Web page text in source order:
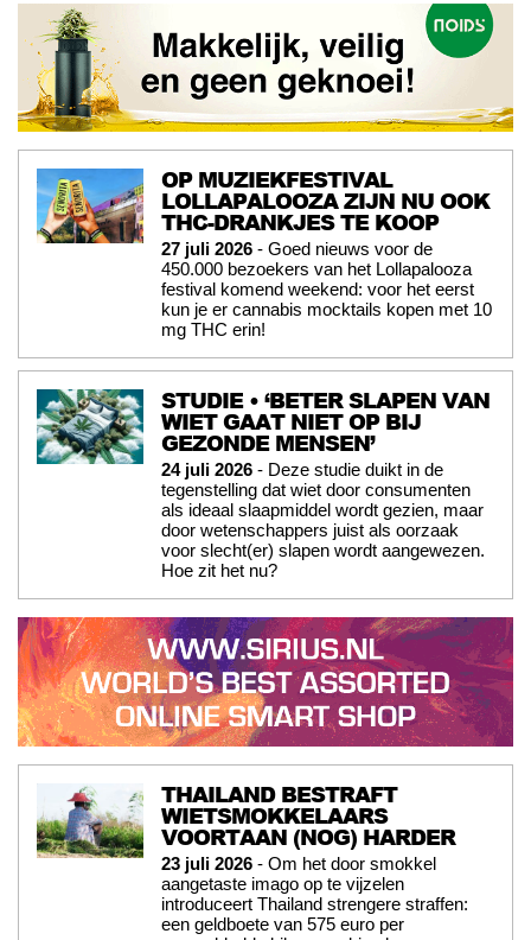
OP MUZIEKFESTIVAL
LOLLAPALOOZA ZIJN NU OOK
THC-DRANKJES TE KOOP
27 juli 2026 - Goed nieuws voor de
450.000 bezoekers van het Lollapalooza
festival komend weekend: voor het eerst
kun je er cannabis mocktails kopen met 10
mg THC erin!
STUDIE • ‘BETER SLAPEN VAN
WIET GAAT NIET OP BIJ
GEZONDE MENSEN’
24 juli 2026 - Deze studie duikt in de
tegenstelling dat wiet door consumenten
als ideaal slaapmiddel wordt gezien, maar
door wetenschappers juist als oorzaak
voor slecht(er) slapen wordt aangewezen.
Hoe zit het nu?
THAILAND BESTRAFT
WIETSMOKKELAARS
VOORTAAN (NOG) HARDER
23 juli 2026 - Om het door smokkel
aangetaste imago op te vijzelen
introduceert Thailand strengere straffen:
een geldboete van 575 euro per